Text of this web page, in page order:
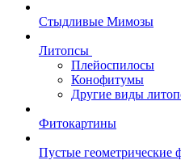
Стыдливые Мимозы
Литопсы
Плейоспилосы
Конофитумы
Другие виды
Фитокартины
Пустые геометрические